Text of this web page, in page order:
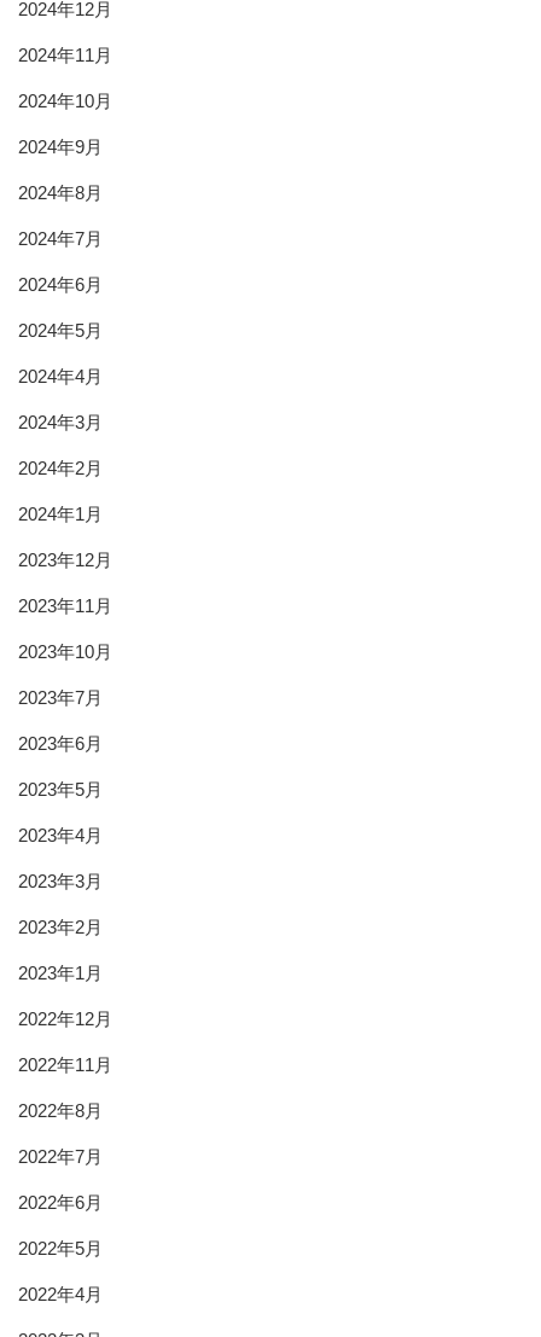
2024年12月
2024年11月
2024年10月
2024年9月
2024年8月
2024年7月
2024年6月
2024年5月
2024年4月
2024年3月
2024年2月
2024年1月
2023年12月
2023年11月
2023年10月
2023年7月
2023年6月
2023年5月
2023年4月
2023年3月
2023年2月
2023年1月
2022年12月
2022年11月
2022年8月
2022年7月
2022年6月
2022年5月
2022年4月